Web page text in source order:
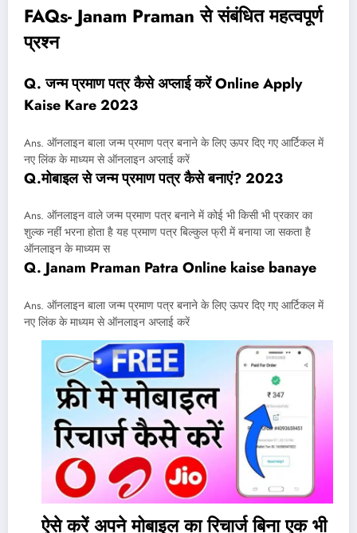
FAQs- Janam Praman से संबंधित महत्वपूर्ण
प्रश्न
Q. जन्म प्रमाण पत्र कैसे अप्लाई करें Online Apply
Kaise Kare 2023
Ans. ऑनलाइन बाला जन्म प्रमाण पत्र बनाने के लिए ऊपर दिए गए आर्टिकल में
नए लिंक के माध्यम से ऑनलाइन अप्लाई करें
Q.मोबाइल से जन्म प्रमाण पत्र कैसे बनाएं? 2023
Ans. ऑनलाइन वाले जन्म प्रमाण पत्र बनाने में कोई भी किसी भी प्रकार का
शुल्क नहीं भरना होता है यह प्रमाण पत्र बिल्कुल फ्री में बनाया जा सकता है
ऑनलाइन के माध्यम स
Q. Janam Praman Patra Online kaise banaye
Ans. ऑनलाइन बाला जन्म प्रमाण पत्र बनाने के लिए ऊपर दिए गए आर्टिकल में
नए लिंक के माध्यम से ऑनलाइन अप्लाई करें
ऐसे करें अपने मोबाइल का रिचार्ज बिना एक भी